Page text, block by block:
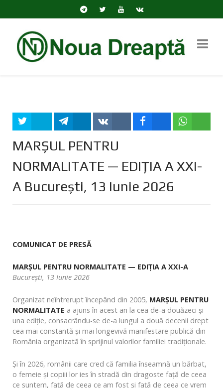
MARȘUL PENTRU
NORMALITATE — EDIȚIA A XXI-
A București, 13 Iunie 2026
COMUNICAT DE PRESĂ
MARȘUL PENTRU NORMALITATE — EDIȚIA A XXI-A
București, 13 Iunie 2026
Organizat neîntrerupt începând din 2005, MARȘUL PENTRU
NORMALITATE a ajuns în acest an la cea de-a douăzeci și
una ediție, consacrându-se de-a lungul a două decenii drept
cea mai constantă și mai longevivă manifestare publică din
România organizată în sprijinul valorilor familiei tradiționale.
Și în 2026, românii care cred că familia înseamnă un bărbat,
o femeie și copiii lor ies în stradă din dragoste față de ceea
ce suntem, față de ceea ce am fost și față de ceea ce vrem